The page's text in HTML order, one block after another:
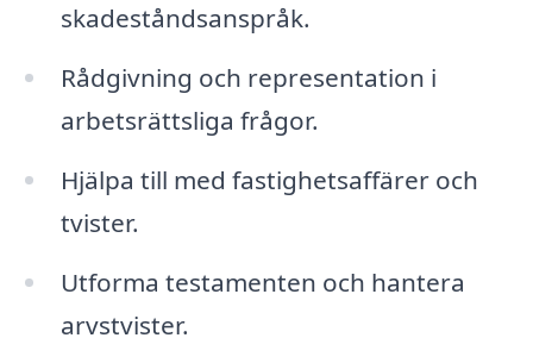
skadeståndsanspråk.
Rådgivning och representation i
arbetsrättsliga frågor.
Hjälpa till med fastighetsaffärer och
tvister.
Utforma testamenten och hantera
arvstvister.